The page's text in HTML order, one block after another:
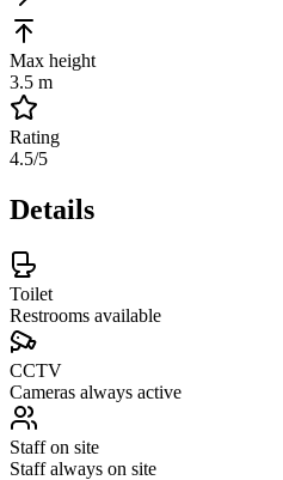
Max height
3.5 m
Rating
4.5/5
Details
Toilet
Restrooms available
CCTV
Cameras always active
Staff on site
Staff always on site